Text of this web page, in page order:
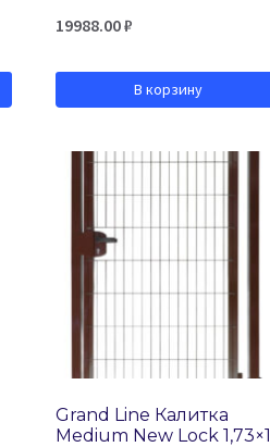
19988.00₽
В корзину
Grand Line Калитка
Medium New Lock 1,73×1